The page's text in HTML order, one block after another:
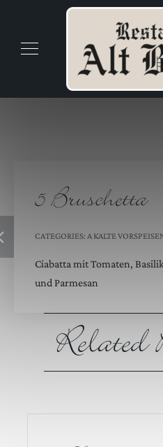
5 Bruschetta
CATEGORIES: A KALTE
Ciabatta mit Tomaten,
und Parmesan
Related